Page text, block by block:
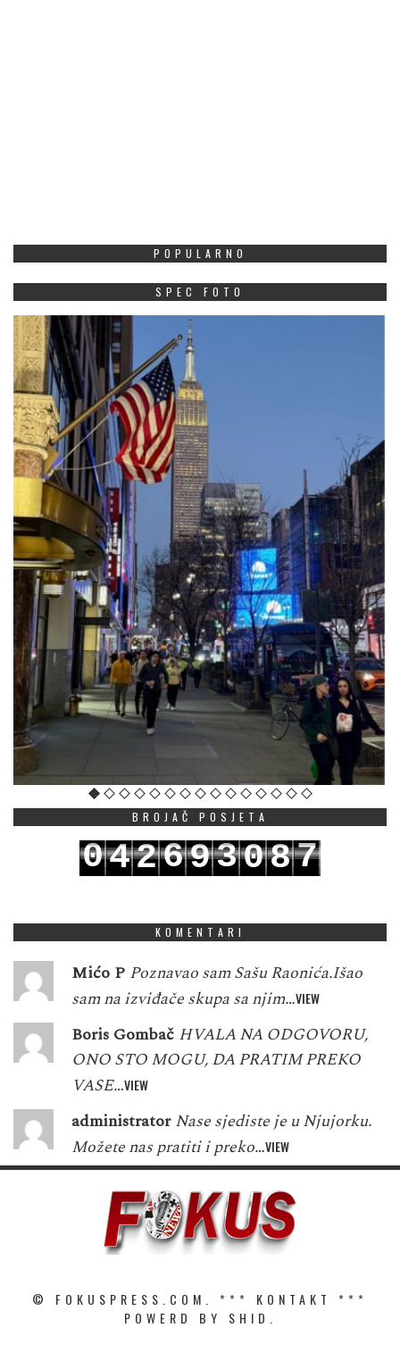
POPULARNO
SPEC FOTO
BROJAČ POSJETA
042693087
KOMENTARI
Mićo P Poznavao sam Sašu Raonića.Išao
sam na izviđače skupa sa njim…VIEW
Boris Gombač HVALA NA ODGOVORU,
ONO STO MOGU, DA PRATIM PREKO
VASE…VIEW
administrator Nase sjediste je u Njujorku.
Možete nas pratiti i preko…VIEW
© FOKUSPRESS.COM. *** KONTAKT
***
POWERD BY SHID.